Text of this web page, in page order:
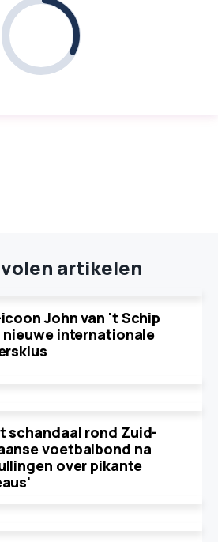
artikelen
John van 't Schip
internationale
schandaal rond Zuid-
voetbalbond na
over pikante